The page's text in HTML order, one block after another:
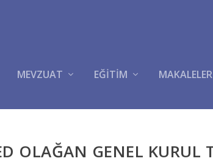
MEVZUAT EĞİTİM
OLAĞAN GENEL KURUL